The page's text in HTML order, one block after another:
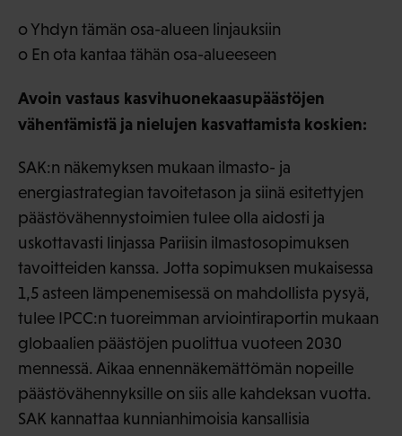
o Yhdyn tämän osa-alueen linjauksiin
o En ota kantaa tähän osa-alueeseen
Avoin vastaus kasvihuonekaasupäästöjen
vähentämistä ja nielujen kasvattamista koskien:
SAK:n näkemyksen mukaan ilmasto- ja
energiastrategian tavoitetason ja siinä esitettyjen
päästövähennystoimien tulee olla aidosti ja
uskottavasti linjassa Pariisin ilmastosopimuksen
tavoitteiden kanssa. Jotta sopimuksen mukaisessa
1,5 asteen lämpenemisessä on mahdollista pysyä,
tulee IPCC:n tuoreimman arviointiraportin mukaan
globaalien päästöjen puolittua vuoteen 2030
mennessä. Aikaa ennennäkemättömän nopeille
päästövähennyksille on siis alle kahdeksan vuotta.
SAK kannattaa kunnianhimoisia kansallisia